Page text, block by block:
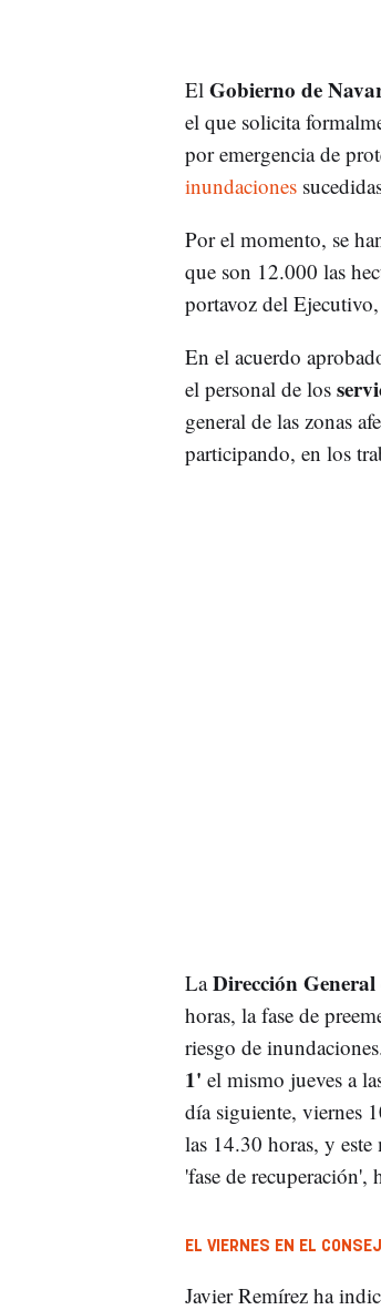
El Gobierno de
el que solicita
por emergencia de
inundaciones
Por el momento, se
que son 12.000 las
portavoz del Ejecutivo,
En el acuerdo
el personal de los
general de las zonas
participando, en los
LaDirección
horas, la fase de
riesgo de
1' el mismo jueves a
día siguiente, viernes
las 14.30 horas, y este
'fase de
EL VIERNES EN EL
Javier Remírez ha